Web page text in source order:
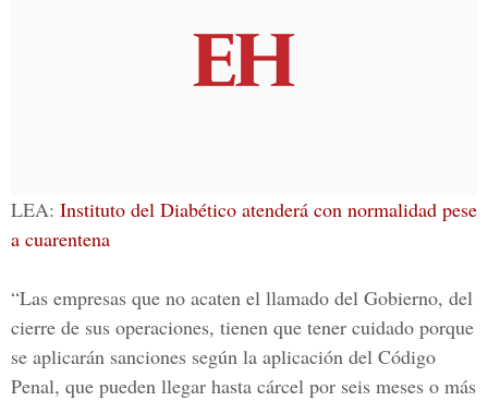
LEA: Instituto del Diabético atenderá con normalidad pese
a cuarentena
“Las empresas que no acaten el llamado del Gobierno, del
cierre de sus operaciones, tienen que tener cuidado porque
se aplicarán sanciones según la aplicación del Código
Penal, que pueden llegar hasta cárcel por seis meses o más